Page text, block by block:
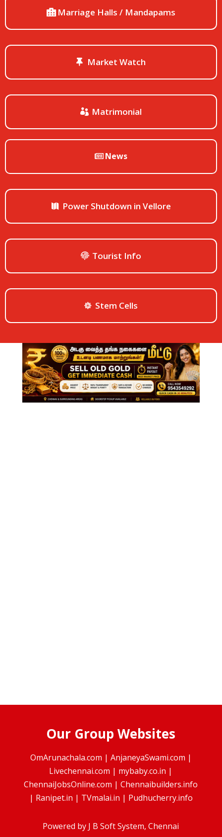
Marriage Halls / Mandapams
Market Watch
Matrimonial
News
Power Shutdown in Vellore
Tourist Info
Stem Cells
Our Group Websites
OmArunachala.com | AnjaneyaSwami.com |
Livechennai.com | mybaby.co.in |
ChennaiJobsOnline.com |Chennaibuilders.info
| Ranipet.in | TVmalai.in | Pudhucherry.info
Powered by J B Soft System, Chennai